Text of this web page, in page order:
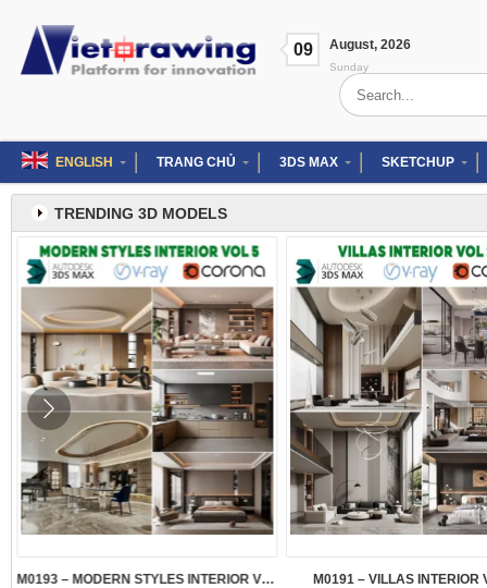
content
09 August, 2026
Sunday
Search
for:
ENGLISH TRANG CHỦ 3DS MAX SKETCHUP
TRENDING 3D MODELS
M0193 – MODERN STYLES INTERIOR VOL.5 M0191 – VILLAS INTERIOR